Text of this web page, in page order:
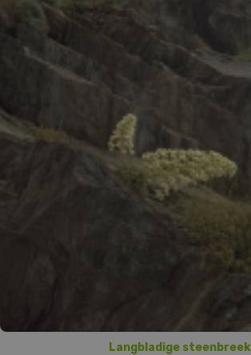
Langbladige steenbreek